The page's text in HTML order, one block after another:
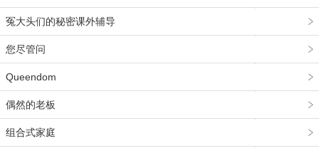
冤大头们的秘密课外辅导
您尽管问
Queendom
偶然的老板
组合式家庭